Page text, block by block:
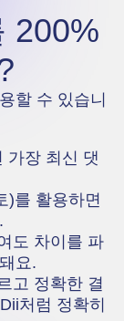
200%
할 수 있습니
가장 최신 댓
)를 활용하면
도 차이를 파
요.
고 정확한 결
처럼 정확히